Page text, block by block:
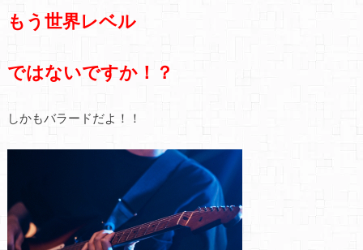
もう世界レベル
ではないですか！？
しかもバラードだよ！！